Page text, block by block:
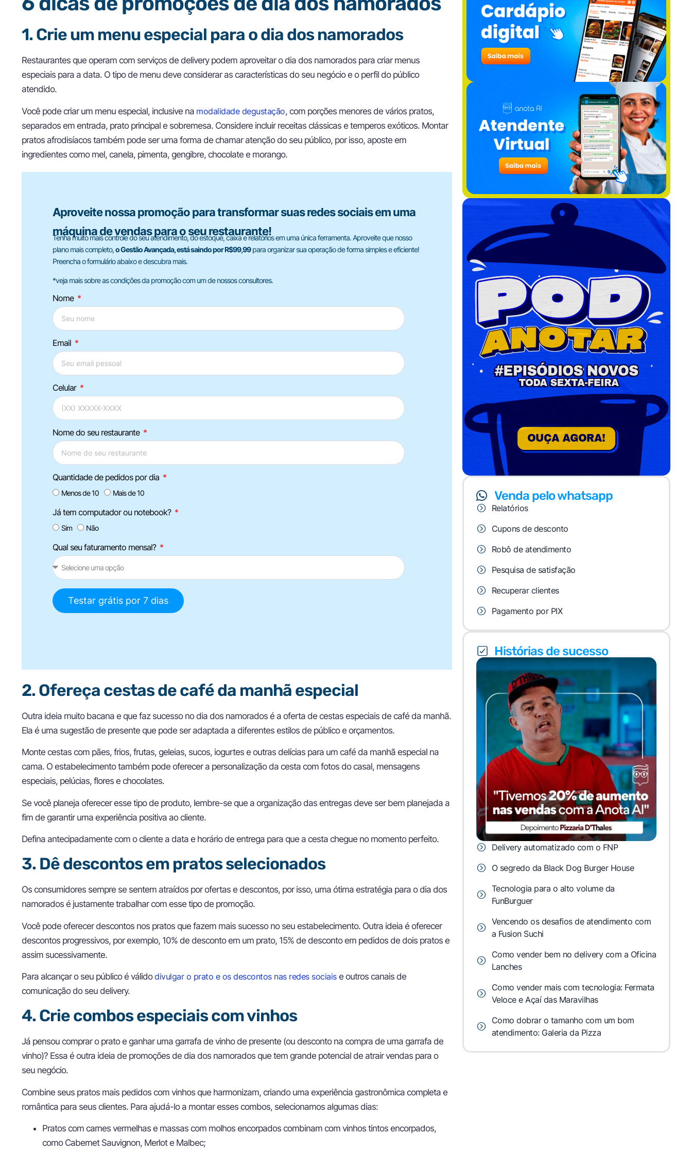
1. Crie um menu especial para o dia dos namorados
Restaurantes que operam com serviços de delivery podem aproveitar o dia dos namorados para criar menus
especiais para a data. O tipo de menu deve considerar as características do seu negócio e o perfil do público
atendido.
Você pode criar um menu especial, inclusive na modalidade degustação, com porções menores de vários pratos,
separados em entrada, prato principal e sobremesa. Considere incluir receitas clássicas e temperos exóticos. Montar
pratos afrodisíacos também pode ser uma forma de chamar atenção do seu público, por isso, aposte em
ingredientes como mel, canela, pimenta, gengibre, chocolate e morango.
Aproveite nossa promoção para transformar suas redes sociais em uma
máquina de vendas para o seu restaurante!
Tenha muito mais controle do seu atendimento, do estoque, caixa e relatórios em uma única ferramenta. Aproveite que nosso
plano mais completo,o Gestão Avançada, está saindo por R$99,99para organizar sua operação de forma simples e eficiente!
Preencha o formulário abaixo e descubra mais.
*veja mais sobre as condições da promoção com um de nossos consultores.
Nome
Email
Celular
Nome do seu restaurante
Quantidade de pedidos por dia
Menos de 10 Mais de 10
Já tem computador ou notebook?
Sim Não
Qual seu faturamento mensal?
Testar grátis por 7 dias
2. Ofereça cestas de café da manhã especial
Outra ideia muito bacana e que faz sucesso no dia dos namorados é a oferta de cestas especiais de café da manhã.
Ela é uma sugestão de presente que pode ser adaptada a diferentes estilos de público e orçamentos.
Monte cestas com pães, frios, frutas, geleias, sucos, iogurtes e outras delícias para um café da manhã especial na
cama. O estabelecimento também pode oferecer a personalização da cesta com fotos do casal, mensagens
especiais, pelúcias, flores e chocolates.
Se você planeja oferecer esse tipo de produto, lembre-se que a organização das entregas deve ser bem planejada a
fim de garantir uma experiência positiva ao cliente.
Defina antecipadamente com o cliente a data e horário de entrega para que a cesta chegue no momento perfeito.
3. Dê descontos em pratos selecionados
Os consumidores sempre se sentem atraídos por ofertas e descontos, por isso, uma ótima estratégia para o dia dos
namorados é justamente trabalhar com esse tipo de promoção.
Você pode oferecer descontos nos pratos que fazem mais sucesso no seu estabelecimento. Outra ideia é oferecer
descontos progressivos, por exemplo, 10% de desconto em um prato, 15% de desconto em pedidos de dois pratos e
assim sucessivamente.
Para alcançar o seu público é válidodivulgar o prato e os descontos nas redes sociaise outros canais de
comunicação do seu delivery.
4. Crie combos especiais com vinhos
Já pensou comprar o prato e ganhar uma garrafa de vinho de presente (ou desconto na compra de uma garrafa de
vinho)? Essa é outra ideia de promoções de dia dos namorados que tem grande potencial de atrair vendas para o
seu negócio.
Combine seus pratos mais pedidos com vinhos que harmonizam, criando uma experiência gastronômica completa e
romântica para seus clientes. Para ajudá-lo a montar esses combos, selecionamos algumas dias:
Pratos com carnes vermelhas e massas com molhos encorpados combinam com vinhos tintos encorpados,
como Cabernet Sauvignon, Merlot e Malbec;
Venda pelo whatsapp
Relatórios
Cupons de desconto
Robô de atendimento
Pesquisa de satisfação
Recuperar clientes
Pagamento por PIX
Histórias de sucesso
Delivery automatizado com o FNP
O segredo da Black Dog Burger House
Tecnologia para o alto volume da
FunBurguer
Vencendo os desafios de atendimento com
a Fusion Suchi
Como vender bem no delivery com a Oficina
Lanches
Como vender mais com tecnologia: Fermata
Veloce e Açaí das Maravilhas
Como dobrar o tamanho com um bom
atendimento: Galeria da Pizza